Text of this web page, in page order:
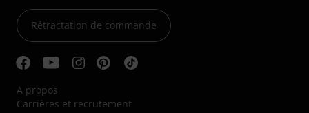
Rétractation de commande
A propos
Carrières et recrutement